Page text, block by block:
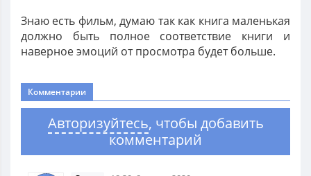
Знаю есть фильм, думаю так как книга маленькая
должно быть полное соответствие книги и
наверное эмоций от просмотра будет больше.
Комментарии
Авторизуйтесь, чтобы добавить
комментарий